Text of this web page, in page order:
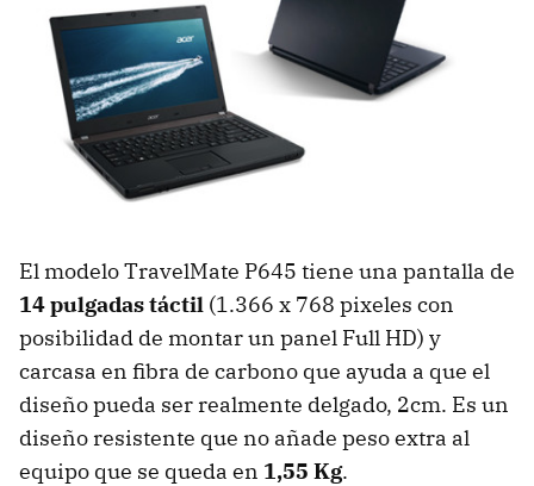
El modelo TravelMate P645 tiene una pantalla de
14 pulgadas táctil (1.366 x 768 pixeles con
posibilidad de montar un panel Full HD) y
carcasa en fibra de carbono que ayuda a que el
diseño pueda ser realmente delgado, 2cm. Es un
diseño resistente que no añade peso extra al
equipo que se queda en 1,55 Kg.